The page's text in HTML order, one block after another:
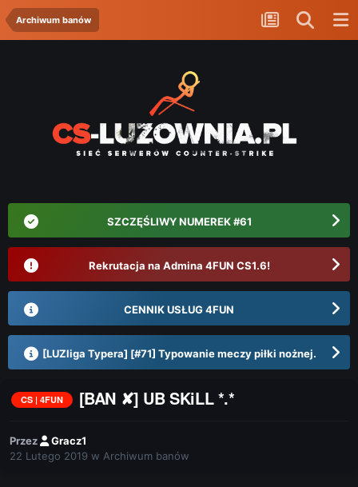
Archiwum banów
SZCZĘŚLIWY NUMEREK #61
Rekrutacja na Admina 4FUN CS1.6!
CENNIK USŁUG 4FUN
[LUZliga Typera] [#71] Typowanie meczy piłki nożnej.
CS | 4FUN [BAN ✘] UB SKiLL *.*
Przez
Gracz1
22 Lutego 2019 w Archiwum banów